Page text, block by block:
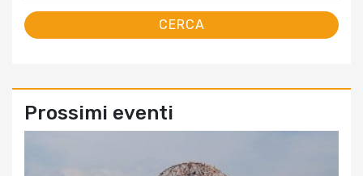
Prossimi eventi